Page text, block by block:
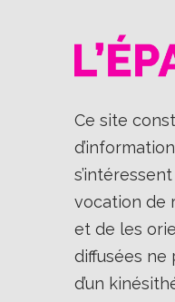
Ce site
vocation de
et de les
diffusées ne
d’un